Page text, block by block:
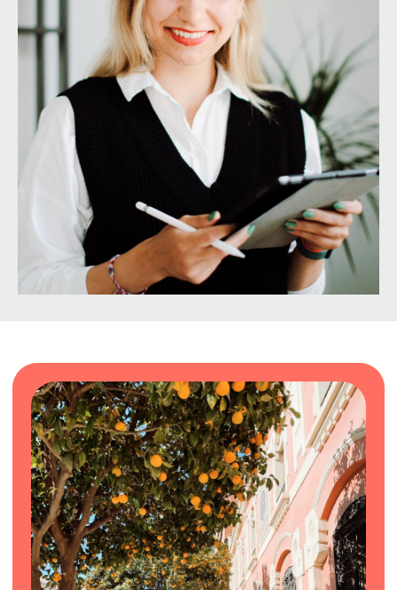
ПОДРОБНОСТИ. КУПИТЬ
4 обучающих видео с разбором
типовых вопросов
ДЛЯ ПОДГОТОВКИ К
ИНТЕРВЬЮ ПО СОЦИАЛЬНОЙ
ИНТЕГРАЦИИ
АУДИО-ТРЕНИНГ